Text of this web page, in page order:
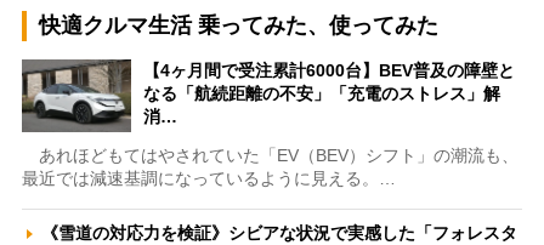
快適クルマ生活 乗ってみた、使ってみた
【4ヶ月間で受注累計6000台】BEV普及の障壁と
なる「航続距離の不安」「充電のストレス」解
消…
あれほどもてはやされていた「EV（BEV）シフト」の潮流も、
最近では減速基調になっているように見える。…
《雪道の対応力を検証》シビアな状況で実感した「フォレスタ